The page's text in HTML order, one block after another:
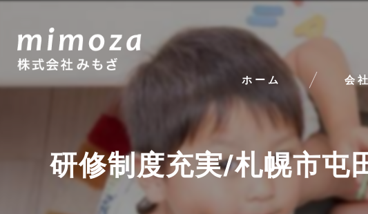
ホーム 会
代表挨拶
ビジョン
求める人
研修制度充実/札幌市